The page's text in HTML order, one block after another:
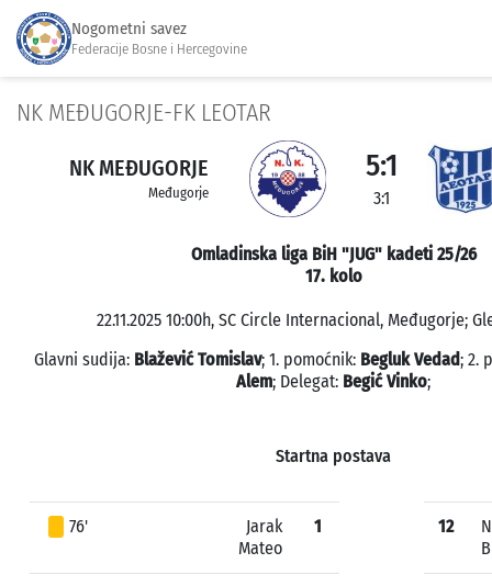
Nogometni savez
Federacije Bosne i Hercegovine
NK MEĐUGORJE-FK LEOTAR
NK MEĐUGORJE
Međugorje
5:1
3:1
Omladinska liga BiH "JUG" kadeti 25/26
17. kolo
22.11.2025 10:00h, SC Circle Internacional, Međugorje;
Glavni sudija: Blažević Tomislav; 1. pomoćnik: Begluk Vedad; 2.
Alem; Delegat: Begić Vinko;
Startna postava
76'
Jarak
Mateo
1 12